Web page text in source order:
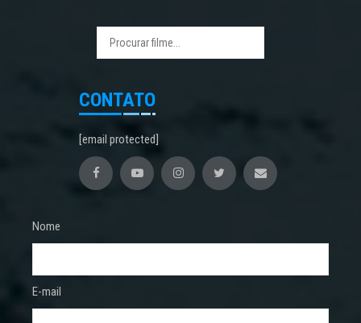
CONTATO
[email protected]
Nome
E-mail